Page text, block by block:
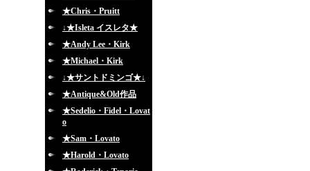
★Chris・Pruitt
↓★Isleta イスレタ★
★Andy Lee・Kirk
★Michael・Kirk
↓★サントドミンゴ★↓
★Antique&Old作品
★Sedelio・Fidel・Lovat
o
★Sam・Lovato
★Harold・Lovato